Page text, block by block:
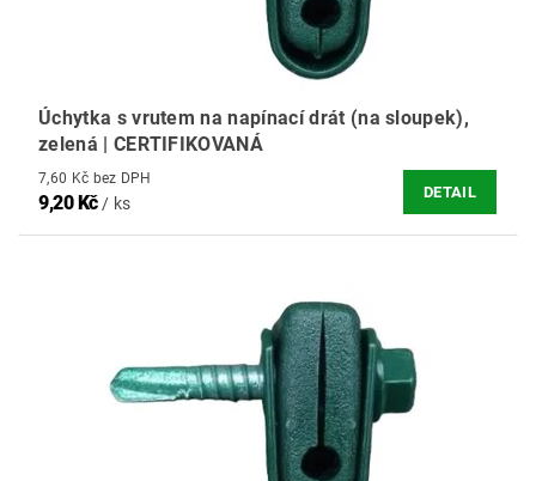
Úchytka s vrutem na napínací drát (na sloupek),
zelená | CERTIFIKOVANÁ
7,60 Kč bez DPH
9,20 Kč/ ks
DETAIL